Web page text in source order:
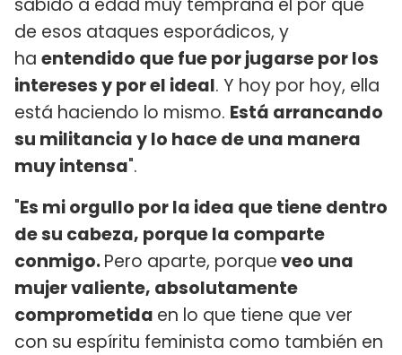
de esos ataques esporádicos, y
ha entendido que fue por jugarse por los
intereses y por el ideal. Y hoy por hoy, ella
está haciendo lo mismo. Está arrancando
su militancia y lo hace de una manera
muy intensa".
"Es mi orgullo por la idea que tiene dentro
de su cabeza, porque la comparte
conmigo.Pero aparte, porqueveo una
mujer valiente, absolutamente
comprometida en lo que tiene que ver
con su espíritu feminista como también en